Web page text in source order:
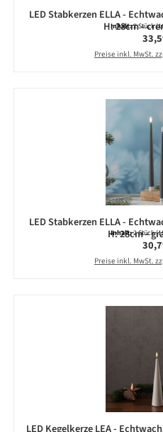
LED Stabkerzen ELLA -
H: 28cm -
Inhalt:2 Stück
Preise inkl. MwSt.
LED Stabkerzen ELLA -
H: 28cm -
Inhalt:2 Stück
Preise inkl. MwSt.
LED Kegelkerze LEA -